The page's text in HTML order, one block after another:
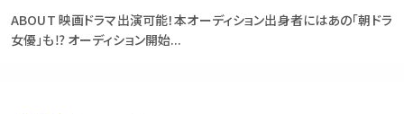
ABOUT 映画ドラマ出演可能！本オーディション出身者にはあの「朝ドラ
女優」も⁉ オーディション開始...